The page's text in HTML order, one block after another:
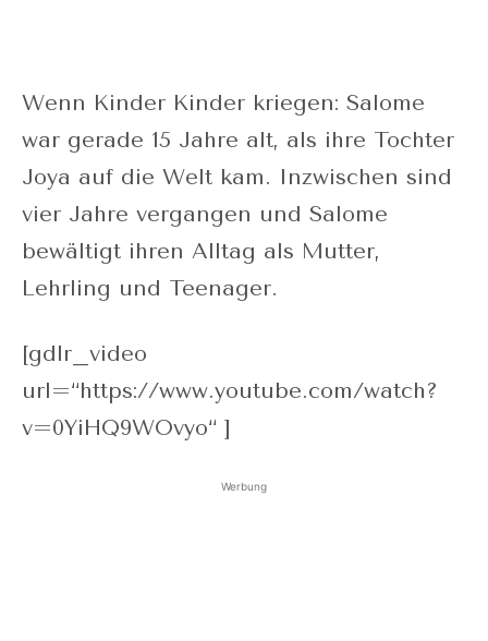
Wenn Kinder Kinder kriegen: Salome
war gerade 15 Jahre alt, als ihre Tochter
Joya auf die Welt kam. Inzwischen sind
vier Jahre vergangen und Salome
bewältigt ihren Alltag als Mutter,
Lehrling und Teenager.
[gdlr_video
url=“https://www.youtube.com/watch?
v=0YiHQ9WOvyo“ ]
Werbung